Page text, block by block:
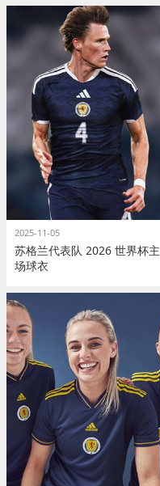
2025-11-05
苏格兰代表队 2026 世界杯主
场球衣